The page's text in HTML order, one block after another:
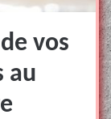
vos
au